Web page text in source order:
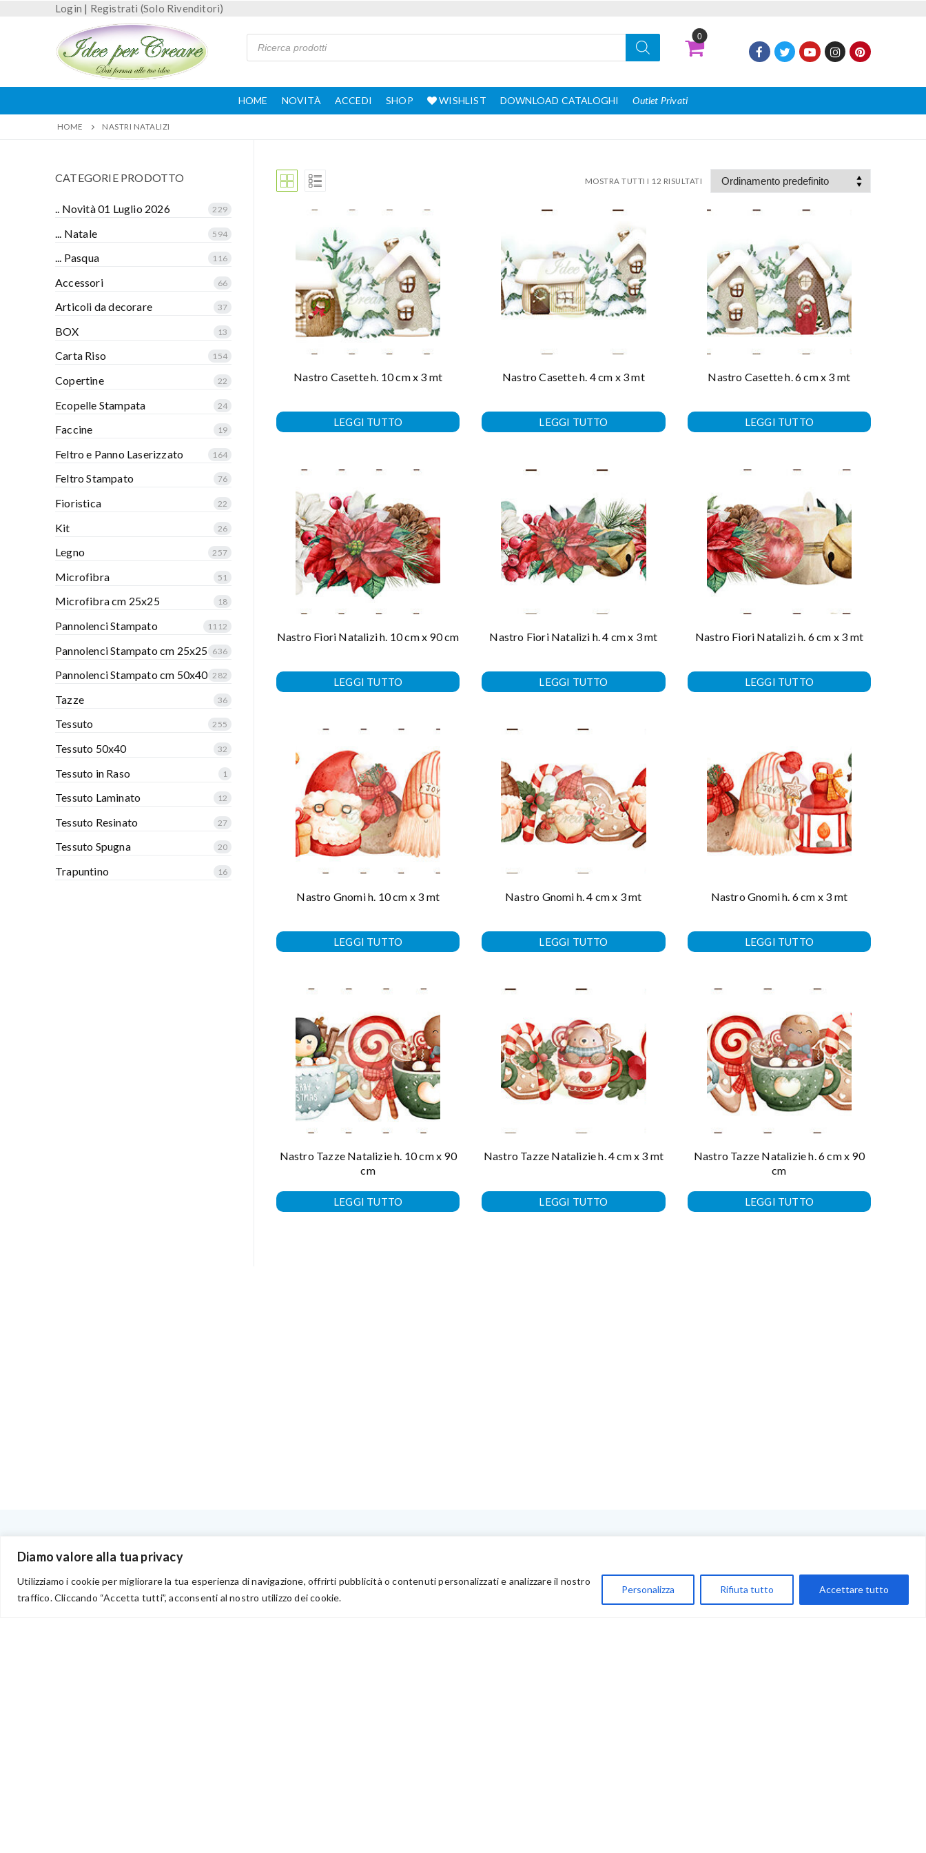
Diamo valore alla tua privacy
Utilizziamo i cookie per migliorare la tua esperienza di navigazione, offrirti pubblicità o contenuti personalizzati e analizzare il nostro
traffico. Cliccando “Accetta tutti”, acconsenti al nostro utilizzo dei cookie.
Personalizza Rifiuta tutto Accettare tutto
0
Login | Registrati (Solo Rivenditori)
HOME NOVITÀ ACCEDI SHOP WISHLIST DOWNLOAD CATALOGHI Outlet Privati
HOME NASTRI NATALIZI
MOSTRA TUTTI I 12 RISULTATI
Nastro Casette h. 10 cm x 3 mt
LEGGI TUTTO
Nastro Casette h. 4 cm x 3 mt
LEGGI TUTTO
Nastro Casette h. 6 cm x 3 mt
LEGGI TUTTO
Nastro Fiori Natalizi h. 10 cm x 90 cm
LEGGI TUTTO
Nastro Fiori Natalizi h. 4 cm x 3 mt
LEGGI TUTTO
Nastro Fiori Natalizi h. 6 cm x 3 mt
LEGGI TUTTO
Nastro Gnomi h. 10 cm x 3 mt
LEGGI TUTTO
Nastro Gnomi h. 4 cm x 3 mt
LEGGI TUTTO
Nastro Gnomi h. 6 cm x 3 mt
LEGGI TUTTO
Nastro Tazze Natalizie h. 10 cm x 90
cm
LEGGI TUTTO
Nastro Tazze Natalizie h. 4 cm x 3 mt
LEGGI TUTTO
Nastro Tazze Natalizie h. 6 cm x 90
cm
LEGGI TUTTO
CATEGORIE PRODOTTO
.. Novità 01 Luglio 2026 229
... Natale 594
... Pasqua 116
Accessori 66
Articoli da decorare 37
BOX 13
Carta Riso 154
Copertine 22
Ecopelle Stampata 24
Faccine 19
Feltro e Panno Laserizzato 164
Feltro Stampato 76
Fioristica 22
Kit 26
Legno 257
Microfibra 51
Microfibra cm 25x25 18
Pannolenci Stampato 1112
Pannolenci Stampato cm 25x25 636
Pannolenci Stampato cm 50x40 282
Tazze 36
Tessuto 255
Tessuto 50x40 32
Tessuto in Raso 1
Tessuto Laminato 12
Tessuto Resinato 27
Tessuto Spugna 20
Trapuntino 16
Privacy
Chi Siamo
My Account
Carrello